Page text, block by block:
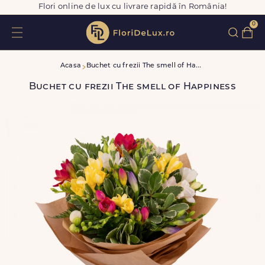
Flori online de lux cu livrare rapidă în România!
0
Acasa B
uchet cu frezii The smell of Happiness
Buchet cu frezii The smell of Happiness